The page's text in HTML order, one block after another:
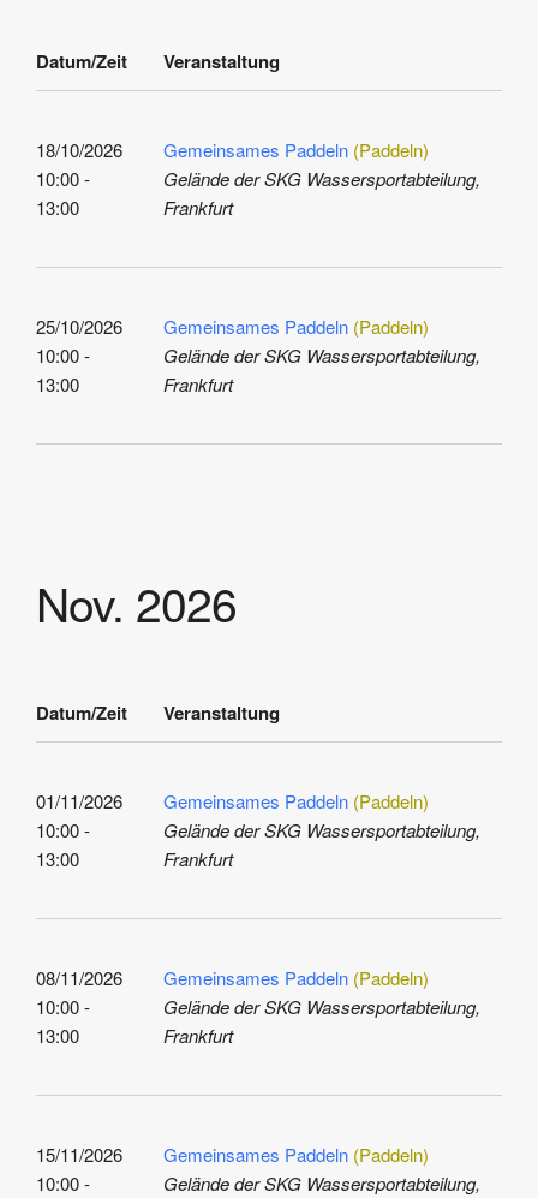
Datum/Zeit Veranstaltung
18/10/2026
10:00 -
13:00
Gemeinsames Paddeln (Paddeln)
Gelände der SKG Wassersportabteilung,
Frankfurt
25/10/2026
10:00 -
13:00
Gemeinsames Paddeln (Paddeln)
Gelände der SKG Wassersportabteilung,
Frankfurt
Nov. 2026
Datum/Zeit Veranstaltung
01/11/2026
10:00 -
13:00
Gemeinsames Paddeln (Paddeln)
Gelände der SKG Wassersportabteilung,
Frankfurt
08/11/2026
10:00 -
13:00
Gemeinsames Paddeln (Paddeln)
Gelände der SKG Wassersportabteilung,
Frankfurt
15/11/2026
10:00 -
Gemeinsames Paddeln (Paddeln)
Gelände der SKG Wassersportabteilung,